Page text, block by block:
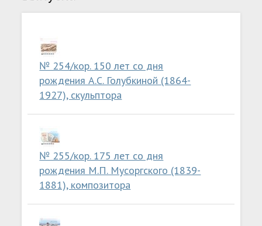
№ 254/кор. 150 лет со дня
рождения А.С. Голубкиной (1864-
1927), скульптора
№ 255/кор. 175 лет со дня
рождения М.П. Мусоргского (1839-
1881), композитора